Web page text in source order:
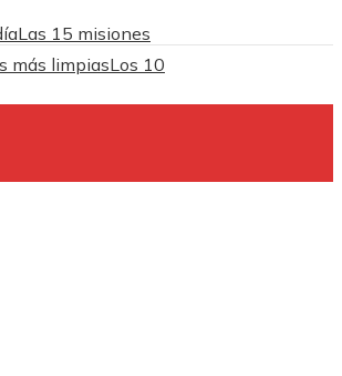
Las 15 misiones
más limpiasLos 10